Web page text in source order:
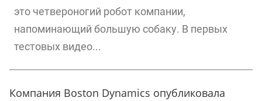
это четвероногий робот компании,
напоминающий большую собаку. В первых
тестовых видео...
Компания Boston Dynamics опубликовала